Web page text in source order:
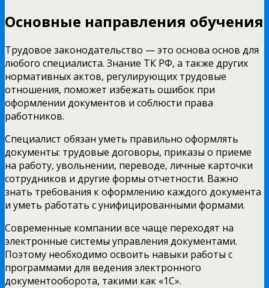
Основные направления обучения
Трудовое законодательство — это основа основ для
любого специалиста. Знание ТК РФ, а также других
нормативных актов, регулирующих трудовые
отношения, поможет избежать ошибок при
оформлении документов и соблюсти права
работников.
Специалист обязан уметь правильно оформлять
документы: трудовые договоры, приказы о приеме
на работу, увольнении, переводе, личные карточки
сотрудников и другие формы отчетности. Важно
знать требования к оформлению каждого документа
и уметь работать с унифицированными формами.
Современные компании все чаще переходят на
электронные системы управления документами.
Поэтому необходимо освоить навыки работы с
программами для ведения электронного
документооборота, такими как «1С».